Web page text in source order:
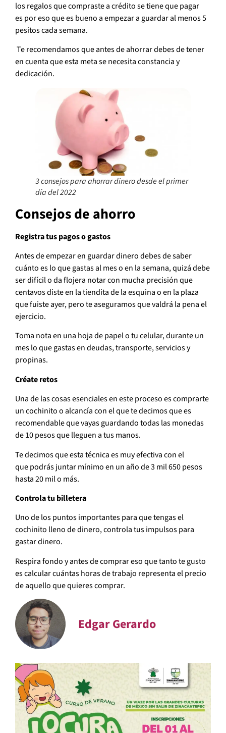
los regalos que compraste a crédito se tiene que pagar
es por eso que es bueno a empezar a guardar al menos 5
pesitos cada semana.
Te recomendamos que antes de ahorrar debes de tener
en cuenta que esta meta se necesita constancia y
dedicación.
3 consejos para ahorrar dinero desde el primer
día del 2022
Consejos de ahorro
Registra tus pagos o gastos
Antes de empezar en guardar dinero debes de saber
cuánto es lo que gastas al mes o en la semana, quizá debe
ser difícil o da flojera notar con mucha precisión que
centavos diste en la tiendita de la esquina o en la plaza
que fuiste ayer, pero te aseguramos que valdrá la pena el
ejercicio.
Toma nota en una hoja de papel o tu celular, durante un
mes lo que gastas en deudas, transporte, servicios y
propinas.
Créate retos
Una de las cosas esenciales en este proceso es comprarte
un cochinito o alcancía con el que te decimos que es
recomendable que vayas guardando todas las monedas
de 10 pesos que lleguen a tus manos.
Te decimos que esta técnica es muy efectiva con el
que podrás juntar mínimo en un año de 3 mil 650 pesos
hasta 20 mil o más.
Controla tu billetera
Uno de los puntos importantes para que tengas el
cochinito lleno de dinero, controla tus impulsos para
gastar dinero.
Respira fondo y antes de comprar eso que tanto te gusto
es calcular cuántas horas de trabajo representa el precio
de aquello que quieres comprar.
Edgar Gerardo